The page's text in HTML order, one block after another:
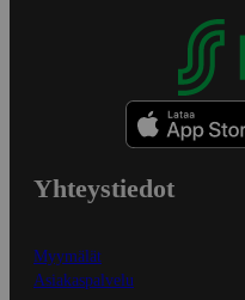
Yhteystiedot
Myymälät
Asiakaspalvelu